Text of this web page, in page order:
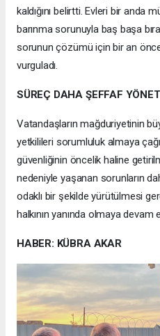
kaldığını belirtti. Evleri bir anda
barınma sorunuyla baş başa
sorunun çözümü için bir an önce
vurguladı.
SÜREÇ DAHA ŞEFFAF
Vatandaşların mağduriyetinin
yetkilileri sorumluluk almaya
güvenliğinin öncelik haline
nedeniyle yaşanan sorunların
odaklı bir şekilde yürütülmesi
halkının yanında olmaya
HABER: KÜBRA AKAR